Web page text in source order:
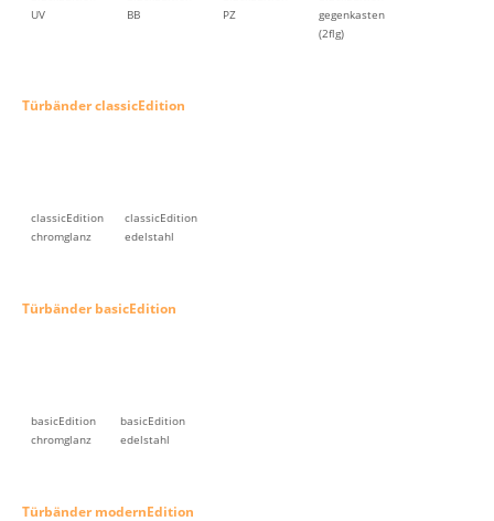
UV
BB
PZ
gegenkasten
(2flg)
Türbänder classicEdition
classicEdition
chromglanz
classicEdition
edelstahl
Türbänder basicEdition
basicEdition
chromglanz
basicEdition
edelstahl
Türbänder modernEdition